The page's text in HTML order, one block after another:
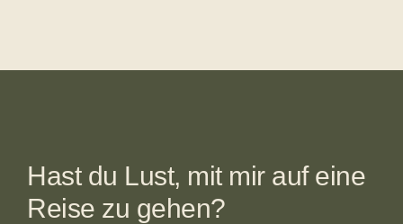
Hast du Lust, mit mir auf eine
Reise zu gehen?